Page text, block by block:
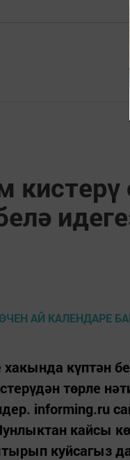
күптән
төрле
informing.ru
кайсы
куйсагыз